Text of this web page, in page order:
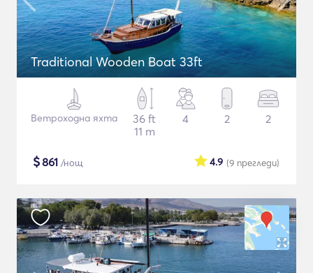
Traditional Wooden Boat 33ft
Ветроходна яхта
36 ft
11 m
4 2 2
$861 /нощ (9 прегледи)
4.9